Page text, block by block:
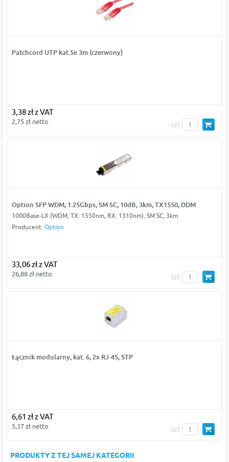
Patchcord UTP kat.5e 3m (czerwony)
3,38 zł z VAT
2,75 zł netto szt
Option SFP WDM, 1.25Gbps, SM SC, 10dB, 3km, TX1550, DDM
1000Base-LX (WDM, TX: 1550nm, RX: 1310nm), SM SC, 3km
Producent: Option
33,06 zł z VAT
26,88 zł netto szt
Łącznik modularny, kat. 6, 2x RJ-45, STP
6,61 zł z VAT
5,37 zł netto szt
PRODUKTY Z TEJ SAMEJ KATEGORII